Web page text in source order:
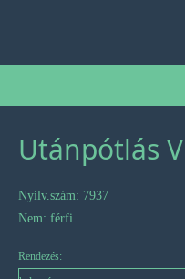
Utánpótlás
Nyilv.szám: 7937
Nem: férfi
Rendezés: